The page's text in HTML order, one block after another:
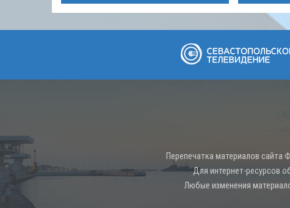
Перепечатка материалов сайта
Для интернет-ресурсов
Любые изменения